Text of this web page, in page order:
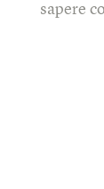
sapere